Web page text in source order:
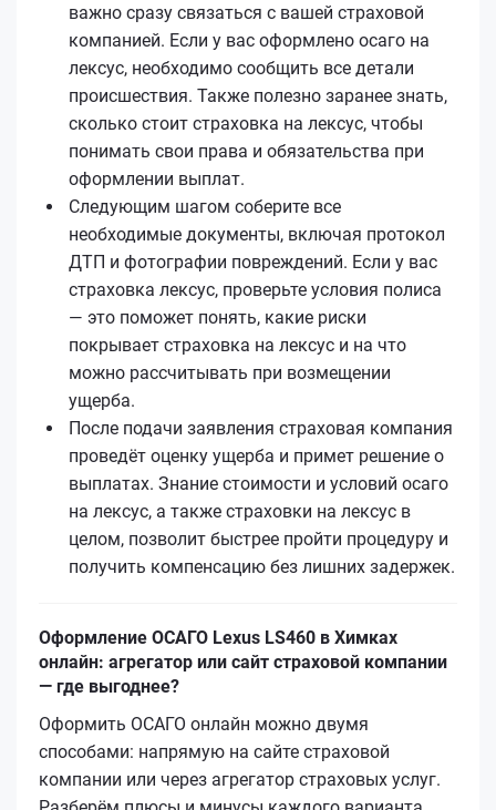
важно сразу связаться с вашей страховой
компанией. Если у вас оформлено осаго на
лексус, необходимо сообщить все детали
происшествия. Также полезно заранее знать,
сколько стоит страховка на лексус, чтобы
понимать свои права и обязательства при
оформлении выплат.
Следующим шагом соберите все
необходимые документы, включая протокол
ДТП и фотографии повреждений. Если у вас
страховка лексус, проверьте условия полиса
— это поможет понять, какие риски
покрывает страховка на лексус и на что
можно рассчитывать при возмещении
ущерба.
После подачи заявления страховая компания
проведёт оценку ущерба и примет решение о
выплатах. Знание стоимости и условий осаго
на лексус, а также страховки на лексус в
целом, позволит быстрее пройти процедуру и
получить компенсацию без лишних задержек.
Оформление ОСАГО Lexus LS460 в Химках
онлайн: агрегатор или сайт страховой компании
— где выгоднее?
Оформить ОСАГО онлайн можно двумя
способами: напрямую на сайте страховой
компании или через агрегатор страховых услуг.